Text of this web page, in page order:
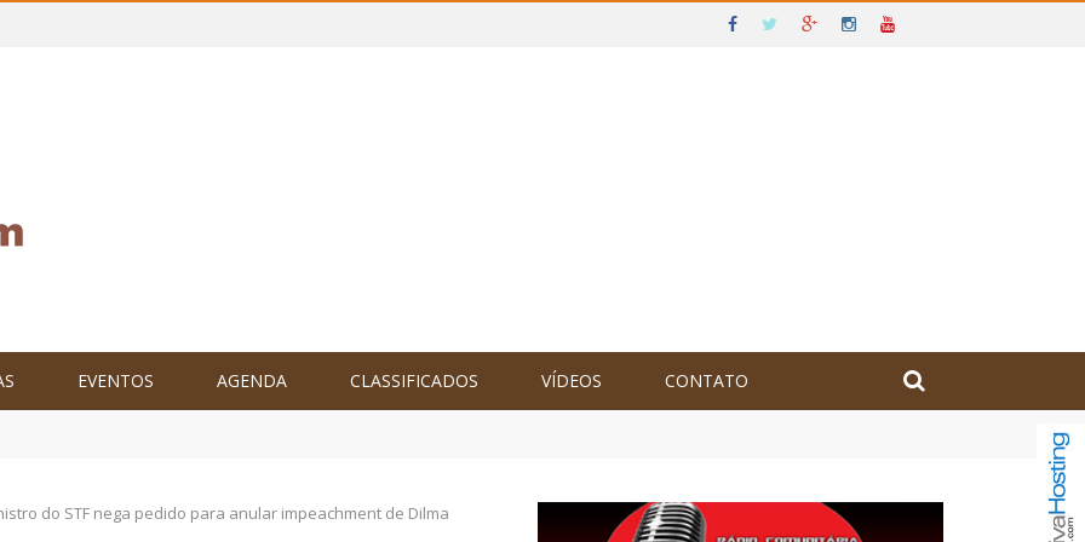
EVENTOS AGENDA CLASSIFICADOS VÍDEOS CONTATO
o Brasil no XXIV Parlamento Internacional de Escritores, na Colômbia
do STF nega pedido para anular impeachment de Dilma